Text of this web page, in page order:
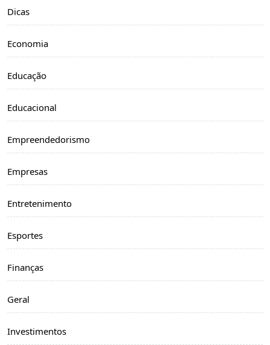
Dicas
Economia
Educação
Educacional
Empreendedorismo
Empresas
Entretenimento
Esportes
Finanças
Geral
Investimentos